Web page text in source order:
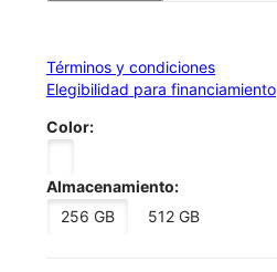
Términos y condiciones
Elegibilidad para financiamiento
Color:
Almacenamiento:
256 GB
512 GB